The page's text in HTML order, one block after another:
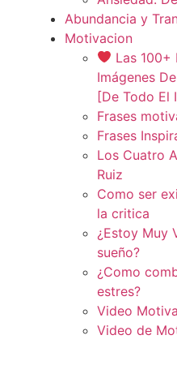
Abundancia y
Motivacion
Las 100+
Imágenes
[De Todo El
Frases
Frases
Los Cuatro
Ruiz
Como ser
la critica
¿Estoy Muy
sueño?
¿Como
estres?
Video
Video de